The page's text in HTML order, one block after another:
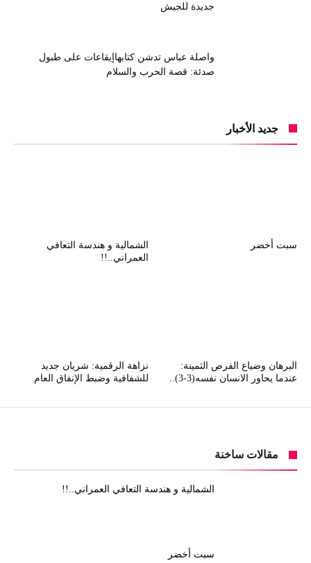
جديدة للجيش
واصلة عباس تدشن كتابهاإيقاعات على طبول
صدئة: قصة الحرب والسلام
جديد الأخبار
الشمالية و هندسة التعافي
العمراني..!!
سبت أخضر
نزاهة الرقمية: شريان جديد
للشفافية وضبط الإنفاق العام
البرهان وضياع الفرص الثمينة:
عندما يحاور الانسان نفسه(3-3)..
مقالات ساخنة
الشمالية و هندسة التعافي العمراني..!!
سبت أخضر